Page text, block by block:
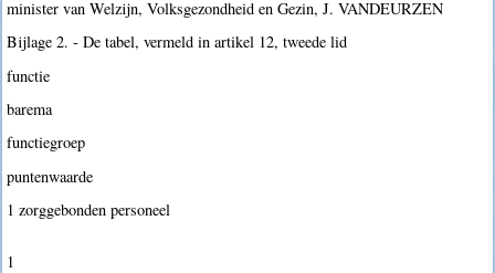
minister van Welzijn, Volksgezondheid en Gezin, J. VANDEURZEN
Bijlage 2. - De tabel, vermeld in artikel 12, tweede lid
functie
barema
functiegroep
puntenwaarde
1 zorggebonden personeel
1